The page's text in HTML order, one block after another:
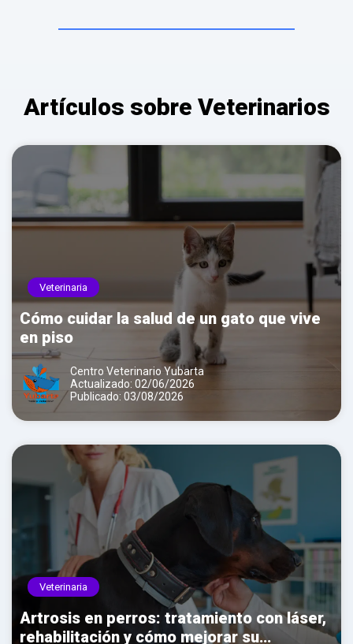
Artículos sobre Veterinarios
Veterinaria
Cómo cuidar la salud de un gato que vive
en piso
Centro Veterinario Yubarta
Actualizado: 02/06/2026
Publicado: 03/08/2026
Veterinaria
Artrosis en perros: tratamiento con láser,
rehabilitación y cómo mejorar su